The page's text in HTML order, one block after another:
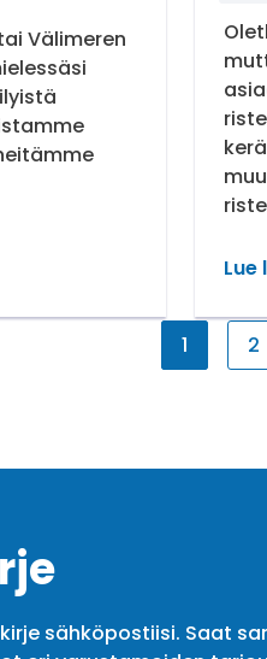
Välimeren
nämä asiat Lue
:
1 2
sähköpostiisi. Saat